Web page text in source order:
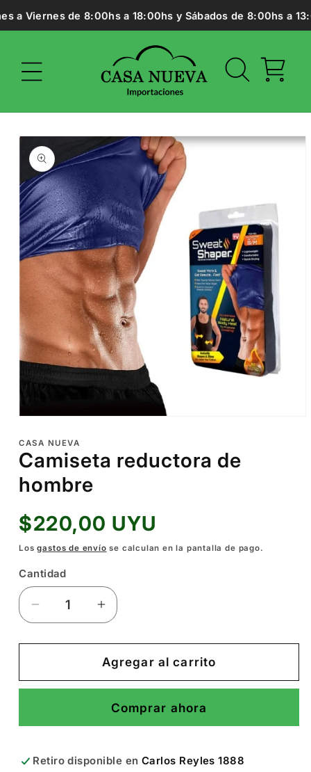
directamente
al contenido
a Viernes de 8:00hs a 18:00hs y Sábados de 8:00hs a
Carrito
directamente
información
del producto
multimedia
1
en
ventana
modal
CASA NUEVA
Camiseta reductora de
hombre
Precio
habitual
$220,00 UYU
Losgastos de envío se calculan en la pantalla de pago.
Cantidad
Reducir
cantidad
para
reductora
Aumentar
cantidad
para
Camiseta
reductora
hombre
Agregar al carrito
Comprar ahora
Retiro disponible en Carlos Reyles 1888